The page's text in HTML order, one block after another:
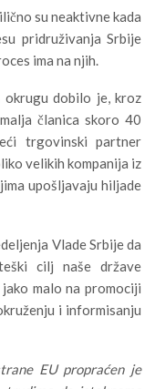
su neaktivne kada
pridruživanja Srbije
ima na njih.
okrugu dobilo je, kroz
članica skoro 40
trgovinski partner
velikih kompanija iz
upošljavaju hiljade
Vlade Srbije da
cilj naše države
malo na promociji
i informisanju
EU propraćen je